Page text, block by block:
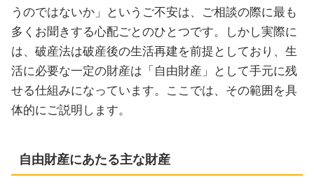
うのではないか」というご不安は、ご相談の際に最も
多くお聞きする心配ごとのひとつです。しかし実際に
は、破産法は破産後の生活再建を前提としており、生
活に必要な一定の財産は「自由財産」として手元に残
せる仕組みになっています。ここでは、その範囲を具
体的にご説明します。
自由財産にあたる主な財産